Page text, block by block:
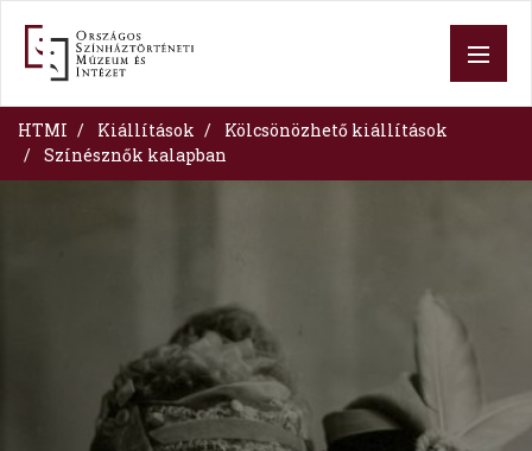
content
HTMI Kiállítások
Kölcsönözhető kiállítások
Színésznők kalapban